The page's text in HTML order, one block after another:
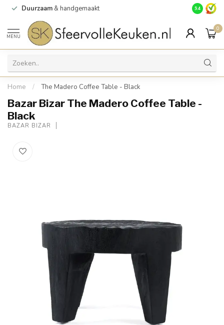
Duurzaam & handgemaakt Gratis
9.4
MENU
0
Home / The Madero Coffee Table - Black
Bazar Bizar The Madero Coffee Table -
Black
BAZAR BIZAR